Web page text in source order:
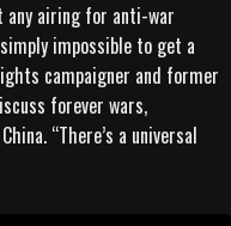
airing for anti-war
impossible to get a
campaigner and former
forever wars,
“There’s a universal